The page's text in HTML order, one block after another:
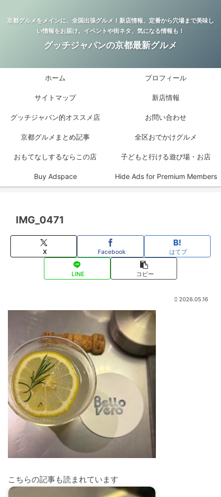
京都グルメをメインに、全国出張グルメ！新店情報、定番から穴場まで美味し
い情報をお届け。イベントや街ネタ、気になる情報も！
グッチジャパンの京都最新グルメ
ホーム プロフィール
サイトマップ 新店情報
グッチジャパン的オススメ店 お問い合わせ
京都グルメまとめ記事 全区おでかけグルメ
おもてなしするならこの店 子どもと行ける遊び場・お店
Buy Adspace Hide Ads for Premium Members
IMG_0471
X Facebook はてブ
LINE コピー
2026.05.16
こちらの記事も読まれています